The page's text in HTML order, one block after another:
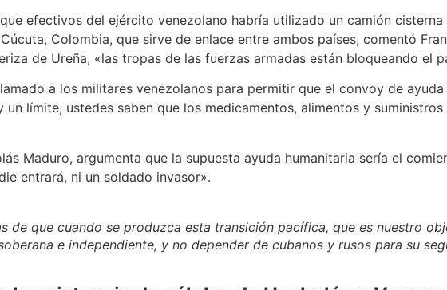
efectivos del ejército venezolano habría utilizado un camión
Colombia, que sirve de enlace entre ambos países, comentó
de Ureña, «las tropas de las fuerzas armadas están bloqueando el
a los militares venezolanos para permitir que el convoy de
un límite, ustedes saben que los medicamentos, alimentos y
Maduro, argumenta que la supuesta ayuda humanitaria sería el
entrará, ni un soldado invasor».
de que cuando se produzca esta transición pacífica, que es nuestro
e independiente, y no depender de cubanos y rusos para su